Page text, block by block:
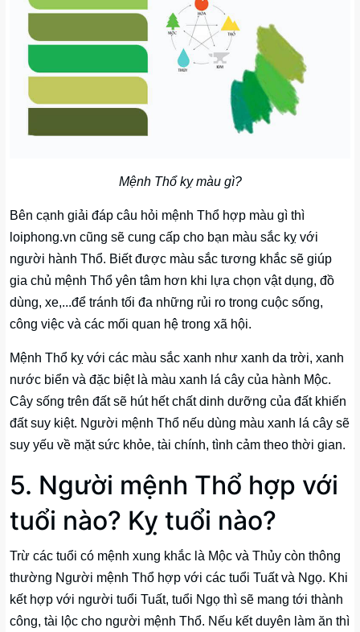
Mệnh Thổ kỵ màu gì?
Bên cạnh giải đáp câu hỏi mệnh Thổ hợp màu gì thì
loiphong.vn cũng sẽ cung cấp cho bạn màu sắc kỵ với
người hành Thổ. Biết được màu sắc tương khắc sẽ giúp
gia chủ mệnh Thổ yên tâm hơn khi lựa chọn vật dụng, đồ
dùng, xe,...để tránh tối đa những rủi ro trong cuộc sống,
công việc và các mối quan hệ trong xã hội.
Mệnh Thổ kỵ với các màu sắc xanh như xanh da trời, xanh
nước biển và đặc biệt là màu xanh lá cây của hành Mộc.
Cây sống trên đất sẽ hút hết chất dinh dưỡng của đất khiến
đất suy kiệt. Người mệnh Thổ nếu dùng màu xanh lá cây sẽ
suy yếu về mặt sức khỏe, tài chính, tình cảm theo thời gian.
5. Người mệnh Thổ hợp với
tuổi nào? Kỵ tuổi nào?
Trừ các tuổi có mệnh xung khắc là Mộc và Thủy còn thông
thường Người mệnh Thổ hợp với các tuổi Tuất và Ngọ. Khi
kết hợp với người tuổi Tuất, tuổi Ngọ thì sẽ mang tới thành
công, tài lộc cho người mệnh Thổ. Nếu kết duyên làm ăn thì